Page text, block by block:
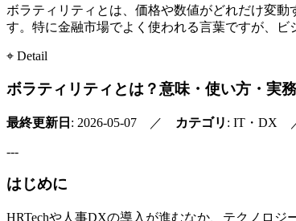
ボラティリティとは、価格や数値がどれだけ変
す。特に金融市場でよく使われる言葉ですが、ビ
⌖ Detail
ボラティリティとは？意味・使い方・実
最終更新日 : 2026-05-07 ／ カテゴリ : IT・DX
---
はじめに
HRTechや人事DXの導入が進むなか、テクノロ